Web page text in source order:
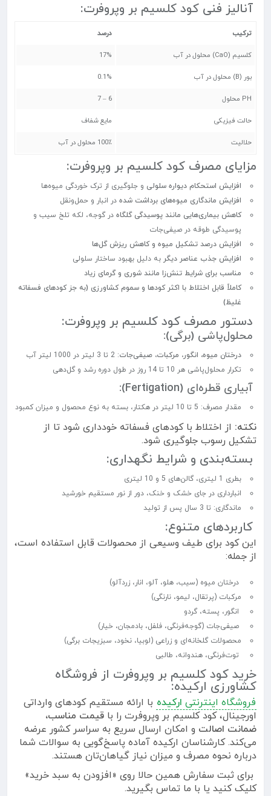
آنالیز فنی کود کلسیم بر وپروفرت:
ترکیب درصد
کلسیم (CaO) محلول در آب 17%
بور (B) محلول در آب 0.1%
PH محلول 6 – 7
حالت فیزیکی مایع شفاف
حلالیت 100٪ محلول در آب
مزایای مصرف کود کلسیم بر وپروفرت:
افزایش استحکام دیواره سلولی و جلوگیری از ترک خوردگی میوه‌ها
افزایش ماندگاری میوه‌های برداشت شده در انبار و حمل‌ونقل
کاهش بیماری‌هایی مانند پوسیدگی گلگاه در گوجه، لکه تلخ سیب و
پوسیدگی طوقه در صیفی‌جات
افزایش درصد تشکیل میوه و کاهش ریزش گل‌ها
افزایش جذب عناصر دیگر به دلیل بهبود ساختار سلولی
مناسب برای شرایط تنش‌زا مانند شوری و گرمای زیاد
کاملاً قابل اختلاط با اکثر کودها و سموم کشاورزی (به جز کودهای فسفاته
غلیظ)
دستور مصرف کود کلسیم بر وپروفرت:
محلول‌پاشی (برگی):
درختان میوه، انگور، مرکبات، صیفی‌جات: 2 تا 3 لیتر در 1000 لیتر آب
تکرار محلول‌پاشی هر 10 تا 14 روز در طول دوره رشد و گل‌دهی
آبیاری قطره‌ای (Fertigation):
مقدار مصرف: 5 تا 10 لیتر در هکتار، بسته به نوع محصول و میزان کمبود
نکته: از اختلاط با کودهای فسفاته خودداری شود تا از
تشکیل رسوب جلوگیری شود.
بسته‌بندی و شرایط نگهداری:
بطری 1 لیتری، گالن‌های 5 و 10 لیتری
انبارداری در جای خشک و خنک، دور از نور مستقیم خورشید
ماندگاری: تا 3 سال پس از تولید
کاربردهای متنوع:
این کود برای طیف وسیعی از محصولات قابل استفاده است،
از جمله:
درختان میوه (سیب، هلو، آلو، انار، زردآلو)
مرکبات (پرتقال، لیمو، نارنگی)
انگور، پسته، گردو
صیفی‌جات (گوجه‌فرنگی، فلفل، بادمجان، خیار)
محصولات گلخانه‌ای و زراعی (لوبیا، نخود، سبزیجات برگی)
توت‌فرنگی، هندوانه، طالبی
خرید کود کلسیم بر وپروفرت از فروشگاه
کشاورزی ارکیده:
فروشگاه اینترنتی ارکیده با ارائه مستقیم کودهای وارداتی
اورجینال، کود کلسیم بر وپروفرت را با قیمت مناسب،
ضمانت اصالت و امکان ارسال سریع به سراسر کشور عرضه
می‌کند. کارشناسان ارکیده آماده پاسخ‌گویی به سوالات شما
درباره نحوه مصرف و میزان نیاز گیاهان‌تان هستند.
برای ثبت سفارش همین حالا روی «افزودن به سبد خرید»
کلیک کنید یا با ما تماس بگیرید.